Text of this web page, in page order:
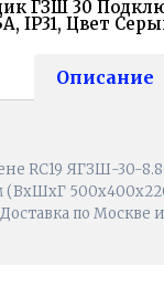
ГЗШ 30
IP31, Цвет
Описание
RC19 ЯГЗШ-30-
500х400х220
по Москве